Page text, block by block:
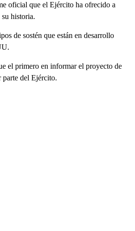
oficial que el Ejército ha ofrecido a
su historia.
de sostén que están en desarrollo
el primero en informar el proyecto de
parte del Ejército.